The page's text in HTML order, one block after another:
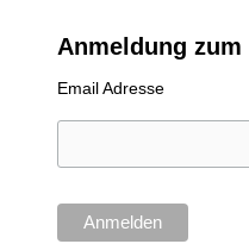
Anmeldung
Email Adresse